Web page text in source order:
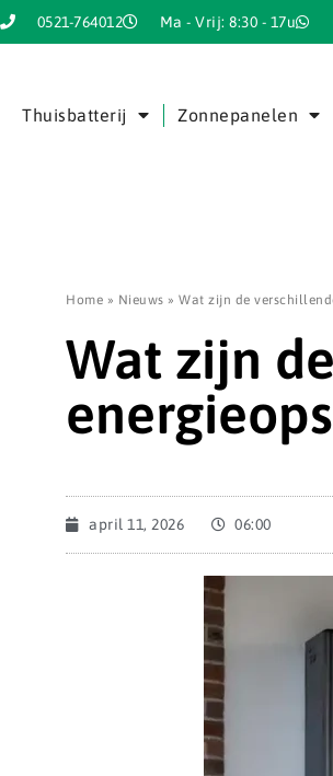
0521-764012 Ma - Vrij: 8:30 - 17u
Thuisbatterij Zonnepanelen
Home » Nieuws » Wat zijn de
Wat zijn
april 11, 2026 06:00